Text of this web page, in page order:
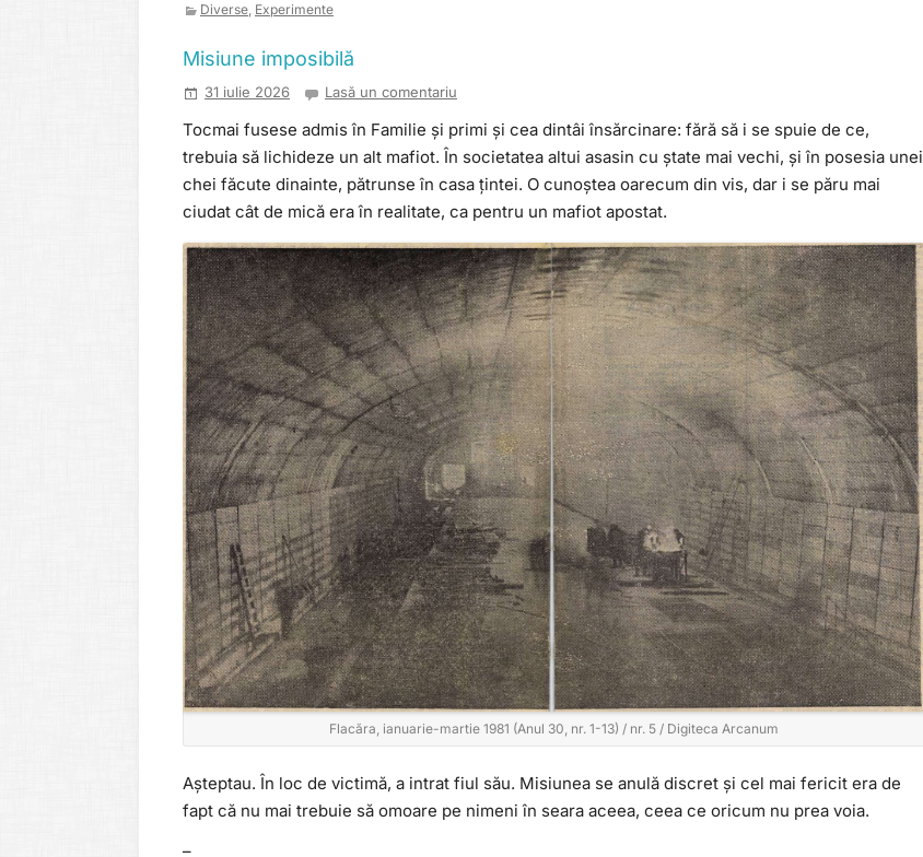
Diverse, Experimente
Misiune imposibilă
31 iulie 2026 Lasă un comentariu
Tocmai fusese admis în Familie și primi și cea dintâi însărcinare: fără să i se spuie de ce,
trebuia să lichideze un alt mafiot. În societatea altui asasin cu ștate mai vechi, și în posesia unei
chei făcute dinainte, pătrunse în casa țintei. O cunoștea oarecum din vis, dar i se păru mai
ciudat cât de mică era în realitate, ca pentru un mafiot apostat.
Flacăra, ianuarie-martie 1981 (Anul 30, nr. 1-13) / nr. 5 / Digiteca Arcanum
Așteptau. În loc de victimă, a intrat fiul său. Misiunea se anulă discret și cel mai fericit era de
fapt că nu mai trebuie să omoare pe nimeni în seara aceea, ceea ce oricum nu prea voia.
–